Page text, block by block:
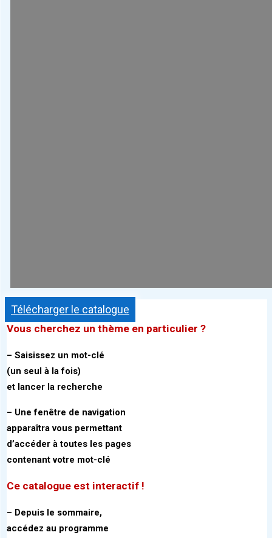
Télécharger le catalogue
Vous cherchez un thème en particulier ?
– Saisissez un mot-clé
(un seul à la fois)
et lancer la recherche
– Une fenêtre de navigation
apparaîtra vous permettant
d’accéder à toutes les pages
contenant votre mot-clé
Ce catalogue est interactif !
– Depuis le sommaire,
accédez au programme